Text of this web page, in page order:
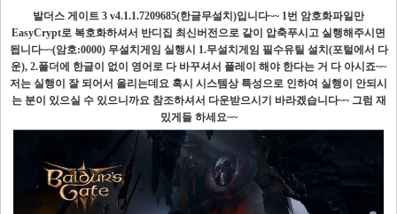
발더스 게이트 3 v4.1.1.7209685(한글무설치 )입니다~~ 1번 암호화파일만
EasyCrypt로 복호화하셔서 반디집 최신버전으로 같이 압축푸시고 실행해주시면
됩니다~~(암호:0000) 무설치게임 실행시 1.무설치게임 필수유틸 설치 (포털에서 다
운), 2.폴더에 한글이 없이 영어로 다 바꾸셔서 플레이 해야 한다는 거 다 아시죠~~
저는 실행이 잘 되어서 올리는데요 혹시 시스템상 특성으로 인하여 실행이 안되시
는 분이 있으실 수 있으니까요 참조하셔서 다운받으시기 바라겠습니다~~ 그럼 재
밌게들 하세요~~